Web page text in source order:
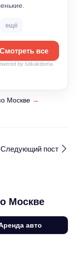
ещё
Смотреть все
by tutkakdoma
Москве →
Следующий пост
Москве
авто